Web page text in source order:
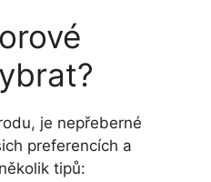
je nepřeberné
preferencích a
tipů: